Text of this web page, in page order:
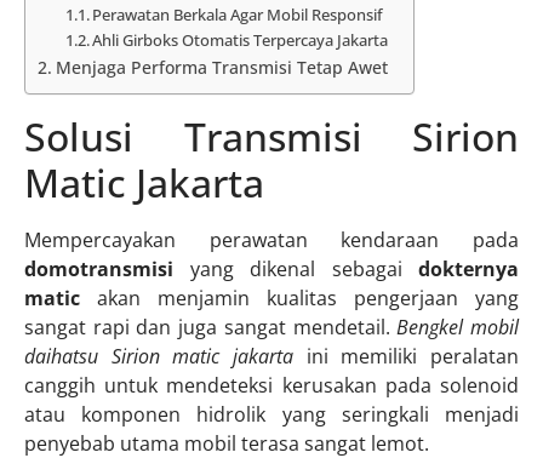
Perawatan Berkala Agar Mobil Responsif
Ahli Girboks Otomatis Terpercaya Jakarta
Menjaga Performa Transmisi Tetap Awet
Solusi Transmisi Sirion
Matic Jakarta
Mempercayakan perawatan kendaraan pada
domotransmisi yang dikenal sebagai dokternya
matic akan menjamin kualitas pengerjaan yang
sangat rapi dan juga sangat mendetail.Bengkel mobil
daihatsu Sirion matic jakarta ini memiliki peralatan
canggih untuk mendeteksi kerusakan pada solenoid
atau komponen hidrolik yang seringkali menjadi
penyebab utama mobil terasa sangat lemot.